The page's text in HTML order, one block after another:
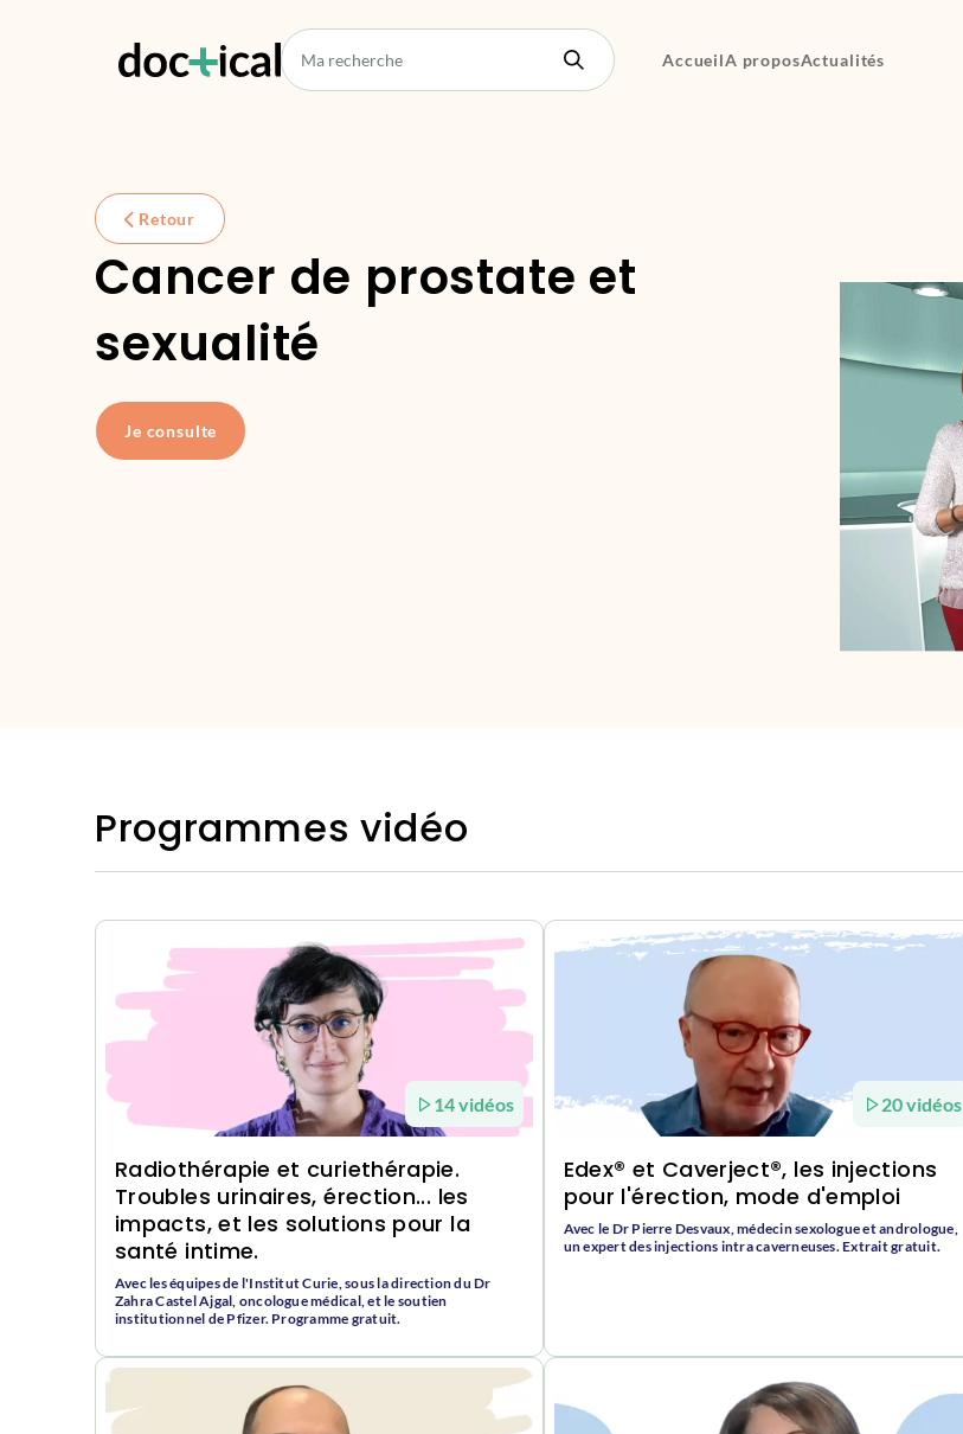
AccueilA proposActualités
Retour
Cancer de prostate et
sexualité
Je consulte
Programmes vidéo
14 vidéos
Radiothérapie et curiethérapie.
Troubles urinaires, érection... les
impacts, et les solutions pour la
santé intime.
Avec les équipes de l'Institut Curie, sous la direction du Dr
Zahra Castel Ajgal, oncologue médical, et le soutien
institutionnel de Pfizer. Programme gratuit.
20 vidéos
Edex® et Caverject®, les injections
pour l'érection, mode d'emploi
Avec le Dr Pierre Desvaux, médecin sexologue et andrologue,
un expert des injections intra caverneuses. Extrait gratuit.